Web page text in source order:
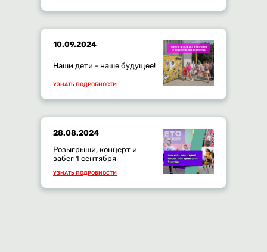
10.09.2024
Наши дети - наше будущее!
УЗНАТЬ ПОДРОБНОСТИ
28.08.2024
Розыгрыши, концерт и
забег 1 сентября
УЗНАТЬ ПОДРОБНОСТИ